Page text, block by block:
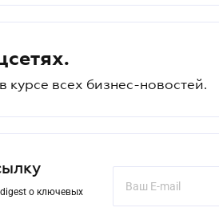
курсе всех бизнес-новостей.
о ключевых